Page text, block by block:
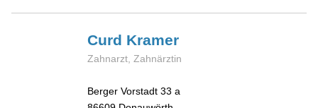
Curd Kramer
Zahnarzt, Zahnärztin
Berger Vorstadt 33 a